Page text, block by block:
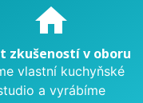
home
zkušeností v oboru
vlastní kuchyňské
a vyrábíme